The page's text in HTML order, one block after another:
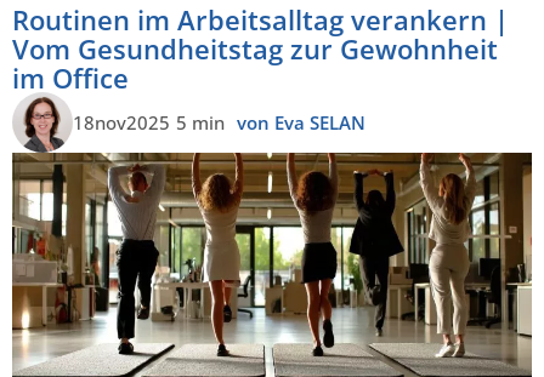
Routinen im Arbeitsalltag verankern |
Vom Gesundheitstag zur Gewohnheit
im Office
18nov2025 5 min von Eva SELAN